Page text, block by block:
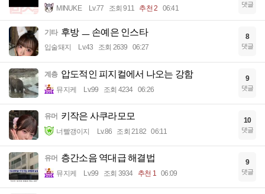
MINUKE Lv.77 조회 911 추천 2 06:41 댓글
기타 후방 ㅡ 손예은 인스타
입술돼지 Lv.43 조회 2639 06:27
8
댓글
계층 압도적인 피지컬에서 나오는 강함
뮤지케 Lv.99 조회 4234 06:26
9
댓글
유머 키작은 사쿠라모모
너빨갱이지 Lv.86 조회 2182 06:11
10
댓글
유머 층간소음 역대급 해결법
뮤지케 Lv.99 조회 3934 추천 1 06:09
9
댓글